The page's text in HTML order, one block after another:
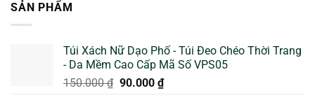
SẢN PHẨM
Túi Xách Nữ Dạo Phố - Túi Đeo Chéo Thời Trang
- Da Mềm Cao Cấp Mã Số VPS05
150.000₫ Giá
90.000 ₫Giá